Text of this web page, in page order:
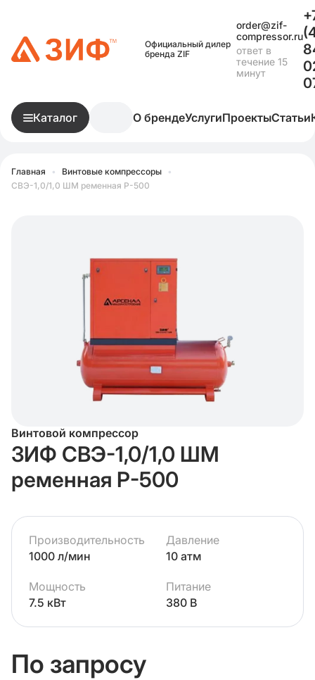
Официальный дилер
бренда ZIF
order@zif-
compressor.ru
ответ в
течение 15
минут
Каталог О брендеУслугиПроектыСтатьи
Главная • Винтовые компрессоры
•
СВЭ-1,0/1,0 ШМ ременная Р-500
Винтовой компрессор
ЗИФ СВЭ-1,0/1,0 ШМ
ременная Р-500
Производительность
1000 л/мин
Давление
10 атм
Мощность
7.5 кВт
Питание
380 В
По запросу